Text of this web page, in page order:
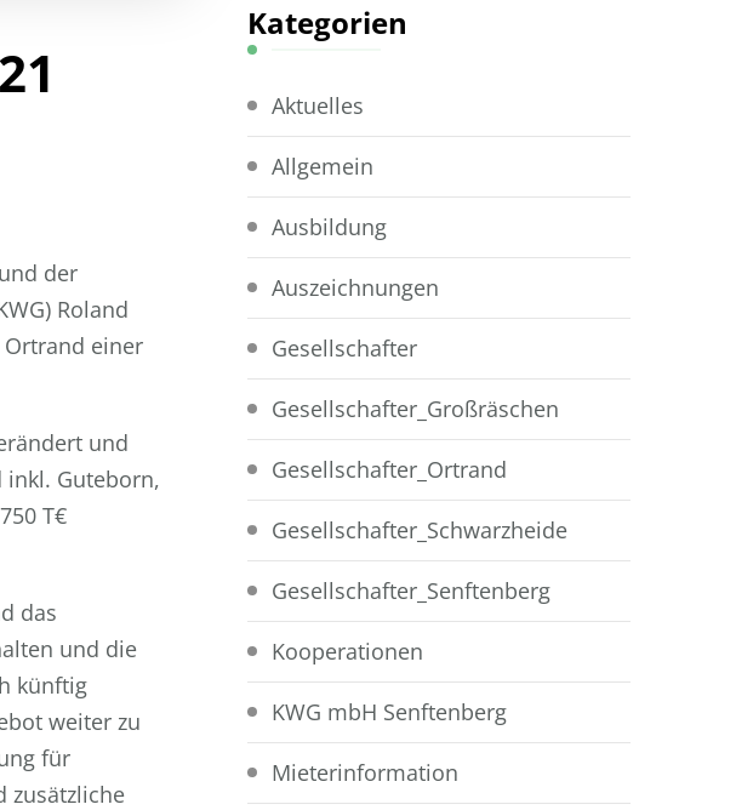
der
Roland
einer
und
inkl. Guteborn,
T€
das
und die
künftig
weiter zu
für
zusätzliche
Kategorien
Aktuelles
Allgemein
Ausbildung
Auszeichnungen
Gesellschafter
Gesellschafter_Großräschen
Gesellschafter_Ortrand
Gesellschafter_Schwarzheide
Gesellschafter_Senftenberg
Kooperationen
KWG mbH Senftenberg
Mieterinformation